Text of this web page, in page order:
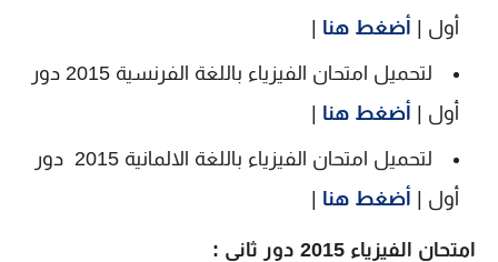
أول | أضغط هنا
لتحميل امتحان الفيزياء باللغة الفرنسية 2015 دور
أول | أضغط هنا
لتحميل امتحان الفيزياء باللغة الالمانية 2015 دور
أول | أضغط هنا
امتحان الفيزياء 2015 دور ثانى :